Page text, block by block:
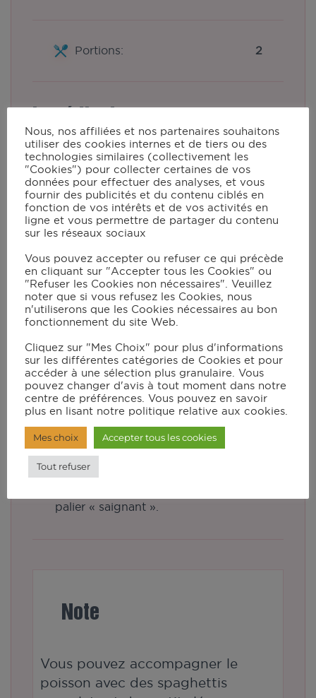
Portions: 2
dos de cabillaud
1 citron coupé en rondelles
1⁄2 jus de citron
huile d'olive
1 càc de miel
gingembre râpé
Instructions
Préparation de la marinade : dans un
saladier, mélanger tous les ingrédients et
faire mariner le dos de cabillaud pendant
au moins 2 heures.
Sélectionner le programme
« POISSON ». Après préchauffage,
déposer le cabillaud sur le grill avec les
palier « saignant ».
Note
Vous pouvez accompagner le
poisson avec des spaghettis
Nous, nos affiliées et nos partenaires souhaitons
utiliser des cookies internes et de tiers ou des
technologies similaires (collectivement les
"Cookies") pour collecter certaines de vos
données pour effectuer des analyses, et vous
fournir des publicités et du contenu ciblés en
fonction de vos intérêts et de vos activités en
ligne et vous permettre de partager du contenu
sur les réseaux sociaux
Vous pouvez accepter ou refuser ce qui précède
en cliquant sur "Accepter tous les Cookies" ou
"Refuser les Cookies non nécessaires". Veuillez
noter que si vous refusez les Cookies, nous
n'utiliserons que les Cookies nécessaires au bon
fonctionnement du site Web.
Cliquez sur "Mes Choix" pour plus d'informations
sur les différentes catégories de Cookies et pour
accéder à une sélection plus granulaire. Vous
pouvez changer d'avis à tout moment dans notre
centre de préférences. Vous pouvez en savoir
plus en lisant notre politique relative aux cookies.
Mes choix Accepter tous les cookies
Tout refuser